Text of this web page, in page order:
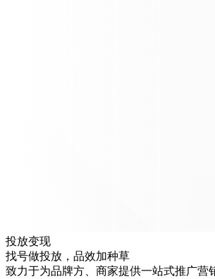
投放变现
找号做投放，品效加种草
致力于为品牌方、商家提供一站式推广营